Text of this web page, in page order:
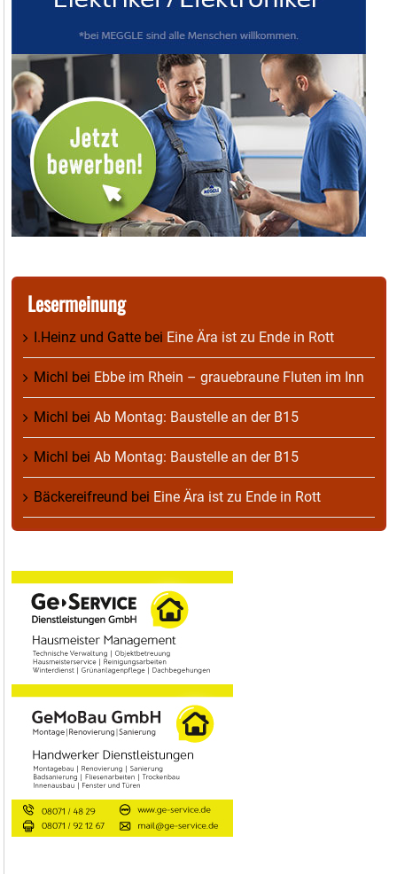
Lesermeinung
I.Heinz und Gatte bei Eine Ära ist zu Ende in Rott
Michl bei Ebbe im Rhein – grauebraune Fluten im Inn
Michl bei Ab Montag: Baustelle an der B15
Michl bei Ab Montag: Baustelle an der B15
Bäckereifreund bei Eine Ära ist zu Ende in Rott